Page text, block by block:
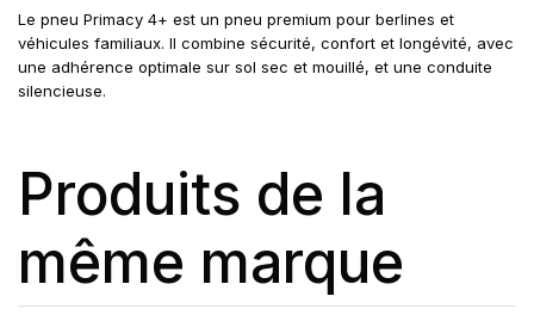
Le pneu Primacy 4+ est un pneu premium pour berlines et
véhicules familiaux. Il combine sécurité, confort et longévité, avec
une adhérence optimale sur sol sec et mouillé, et une conduite
silencieuse.
Produits de la
même marque